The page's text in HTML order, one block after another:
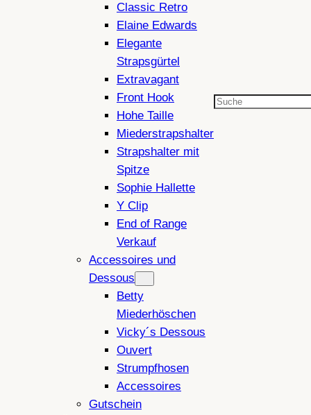
Classic Retro
Elaine Edwards
Elegante
Strapsgürtel
Extravagant
Front Hook
Hohe Taille
Miederstrapshalter
Strapshalter mit
Spitze
Sophie Hallette
Y Clip
End of Range
Verkauf
Accessoires und
Dessous
Betty
Miederhöschen
Vicky´s Dessous
Ouvert
Strumpfhosen
Accessoires
Gutschein
Suchen